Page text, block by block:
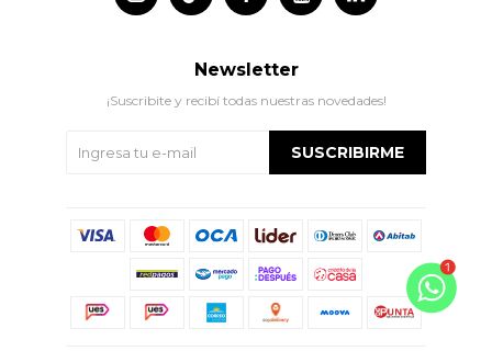
Newsletter
¡Suscribite y recibí todas nuestras novedades!
SUSCRIBIRME